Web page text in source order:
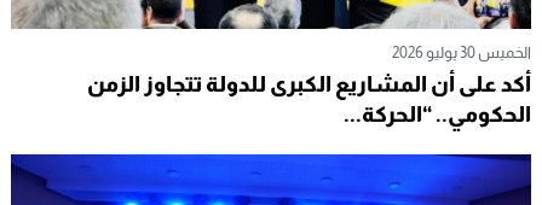
الخميس 30 يوليو 2026
أكد على أن المشاريع الكبرى للدولة تتجاوز الزمن
الحكومي.. “الحركة...